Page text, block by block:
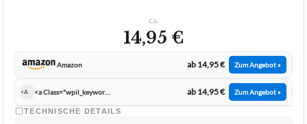
ca.
14,95 €
Amazon ab 14,95 € Zum Angebot »
<A ab 14,95 € Zum Angebot »
TECHNISCHE DETAILS